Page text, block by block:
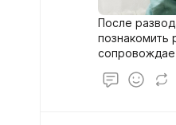
После
познакомить
выйти из